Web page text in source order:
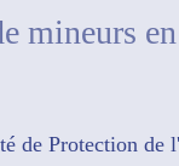
mineurs
de Protection de